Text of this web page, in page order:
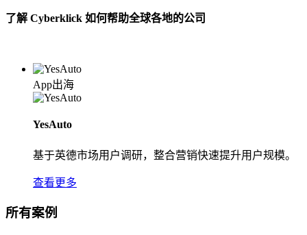
了解 Cyberklick 如何帮助全球各地的公司
App出海
YesAuto
基于英德市场用户调研，整合营销快速提升用户规模。
查看更多
所有案例